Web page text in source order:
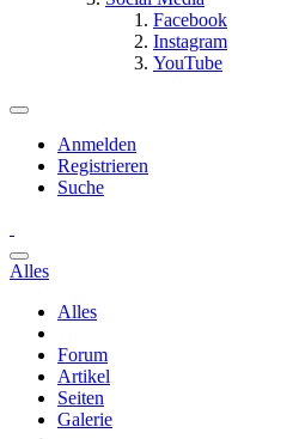
Facebook
Instagram
YouTube
Anmelden
Registrieren
Suche
Alles
Alles
Forum
Artikel
Seiten
Galerie